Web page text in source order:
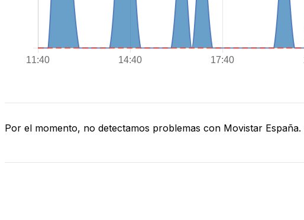
Por el momento, no detectamos problemas con Movistar España.